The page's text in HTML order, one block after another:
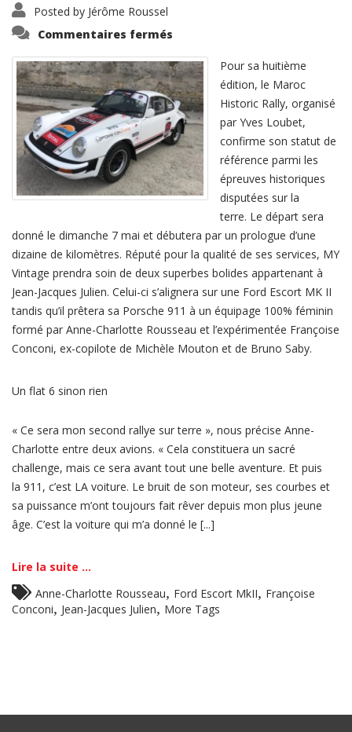
Posted by Jérôme Roussel
Commentaires fermés
au
départ
du
Maroc
Historic
Rally
!
Pour sa huitième
édition, le Maroc
Historic Rally, organisé
par Yves Loubet,
confirme son statut de
référence parmi les
épreuves historiques
disputées sur la
terre. Le départ sera
donné le dimanche 7 mai et débutera par un prologue d’une
dizaine de kilomètres. Réputé pour la qualité de ses services, MY
Vintage prendra soin de deux superbes bolides appartenant à
Jean-Jacques Julien. Celui-ci s’alignera sur une Ford Escort MK II
tandis qu’il prêtera sa Porsche 911 à un équipage 100% féminin
formé par Anne-Charlotte Rousseau et l’expérimentée Françoise
Conconi, ex-copilote de Michèle Mouton et de Bruno Saby.
Un flat 6 sinon rien
« Ce sera mon second rallye sur terre », nous précise Anne-
Charlotte entre deux avions. « Cela constituera un sacré
challenge, mais ce sera avant tout une belle aventure. Et puis
la 911, c’est LA voiture. Le bruit de son moteur, ses courbes et
sa puissance m’ont toujours fait rêver depuis mon plus jeune
âge. C’est la voiture qui m’a donné le [...]
Lire la suite ...
Anne-Charlotte Rousseau
Ford Escort MkII
Françoise
Conconi
Jean-Jacques Julien More Tags